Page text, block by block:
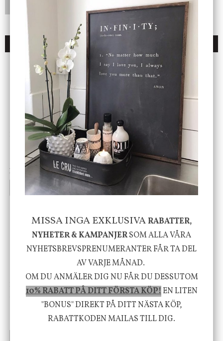
DU KANSKE OCKSÅ ÄR INTRESSERAD AV
ENDAST 1 ST KVAR I LAGER
DBKD
Cloudy kruka mini, vit
199 kr
INFO KÖP
Star Trading
Bordslampa Mushroom
vit, Utomhus
INFO
House Doctor
Skål, Hands marmor
795 kr
Nicolas Vahé
Serveringsfat, Ostron,
Stengods
415 kr
MISSA INGA EXKLUSIVARABATTER,
NYHETER & KAMPANJERSOM ALLA VÅRA
NYHETSBREVSPRENUMERANTER FÅR TA DEL
AV VARJE MÅNAD.
OM DU ANMÄLER DIG NU FÅR DU DESSUTOM
10% RABATT PÅ DITT FÖRSTA KÖP!EN LITEN
"BONUS" DIREKT PÅ DITT NÄSTA KÖP,
RABATTKODEN MAILAS TILL DIG.